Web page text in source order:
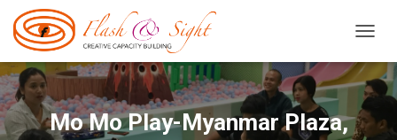
Mo Mo Play-Myanmar Plaza,